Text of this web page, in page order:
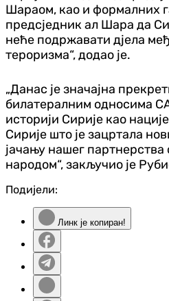
Шараом, као и формалних
предсједник ал Шара да
неће подржавати дјела
тероризма“, додао је.
„Данас је значајна
билатералним односима
историји Сирије као
Сирије што је зацртала
јачању нашег
народом“, закључио је
Подијели:
Линк је копиран!